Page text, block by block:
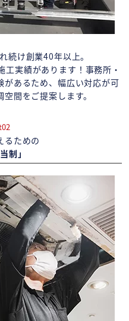
続け創業40年以上。
実績があります！事務所・
あるため、幅広い対応が可
間をご提案します。
るための
制」